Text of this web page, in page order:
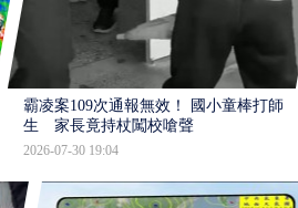
霸凌案109次通報無效！ 國小童棒打師
生 家長竟持杖闖校嗆聲
2026-07-30 19:04